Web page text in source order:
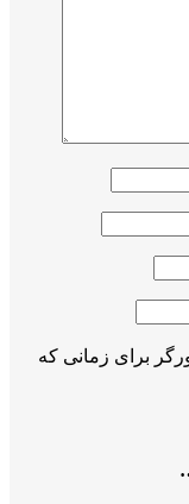
برای زمانی که